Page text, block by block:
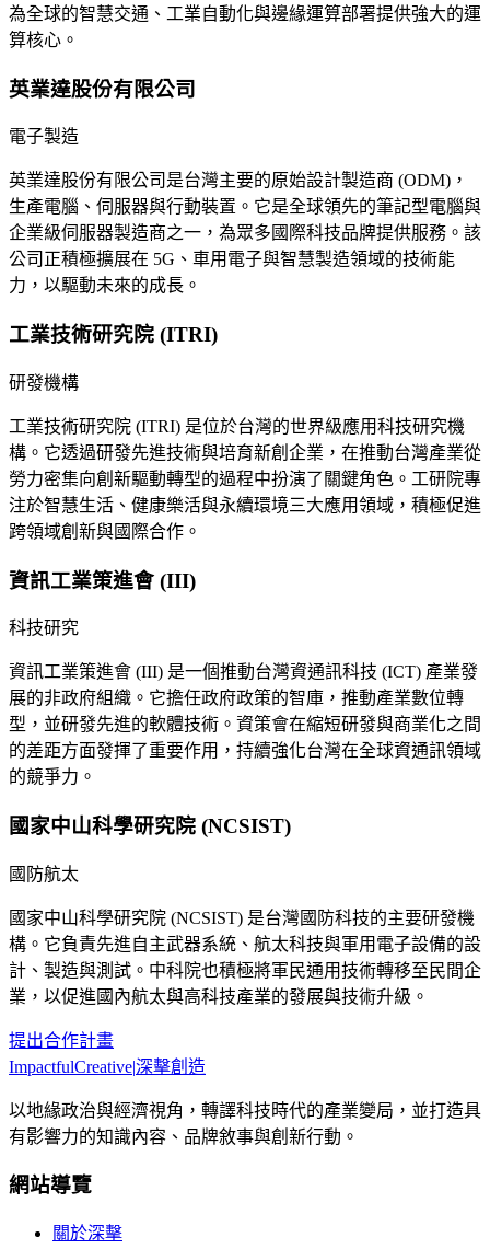
為全球的智慧交通、工業自動化與邊緣運算部署提供強大的運
算核心。
英業達股份有限公司
電子製造
英業達股份有限公司是台灣主要的原始設計製造商 (ODM)，
生產電腦、伺服器與行動裝置。它是全球領先的筆記型電腦與
企業級伺服器製造商之一，為眾多國際科技品牌提供服務。該
公司正積極擴展在 5G、車用電子與智慧製造領域的技術能
力，以驅動未來的成長。
工業技術研究院 (ITRI)
研發機構
工業技術研究院 (ITRI) 是位於台灣的世界級應用科技研究機
構。它透過研發先進技術與培育新創企業，在推動台灣產業從
勞力密集向創新驅動轉型的過程中扮演了關鍵角色。工研院專
注於智慧生活、健康樂活與永續環境三大應用領域，積極促進
跨領域創新與國際合作。
資訊工業策進會 (III)
科技研究
資訊工業策進會 (III) 是一個推動台灣資通訊科技 (ICT) 產業發
展的非政府組織。它擔任政府政策的智庫，推動產業數位轉
型，並研發先進的軟體技術。資策會在縮短研發與商業化之間
的差距方面發揮了重要作用，持續強化台灣在全球資通訊領域
的競爭力。
國家中山科學研究院 (NCSIST)
國防航太
國家中山科學研究院 (NCSIST) 是台灣國防科技的主要研發機
構。它負責先進自主武器系統、航太科技與軍用電子設備的設
計、製造與測試。中科院也積極將軍民通用技術轉移至民間企
業，以促進國內航太與高科技產業的發展與技術升級。
提出合作計畫
ImpactfulCreative|深擊創造
以地緣政治與經濟視角，轉譯科技時代的產業變局，並打造具
有影響力的知識內容、品牌敘事與創新行動。
網站導覽
關於深擊